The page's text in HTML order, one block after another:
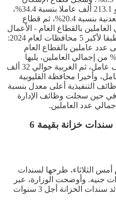
والتعمير أعلى عدد للمشتغلين نحو 213.1 ألف عاملا بنسبة 34.4%،
يليه الصناعة والبترول والثروة المعدنية بنسبة 20.4%، ثم قطاع
من إجمالي العاملين بالقطاع العام - الأعمال
العام. وجاء توزيع أعداد العاملين طبقا لأكبر 5 محافظات لعام 2024:
عاملين بالقطاع العام
حوالي 222 الف عامل بنسبة 35.7% من إجمالي العاملين، يليها
محافظة الإسكندرية حوالي 61 ألف عامل، ثم الغربية حوالي 32 ألف
حوالي 28 ألف عامل، وأخيرا محافظة القليوبية
التنفيذية أعلى معدل بنسبة
في حين سجلت وظائف الإدارة
وزارة المالية المصرية: طرح سندات خزانة بقيمة 6
أمس الثلاثاء، طرحها لسندات
إجمالية بلغت 6 مليارات جنيه. وأوضحت الوزارة، عبر
موقعها الإلكتروني، أن متوسط عائد سندات الخزانة أجل 3 سنوات